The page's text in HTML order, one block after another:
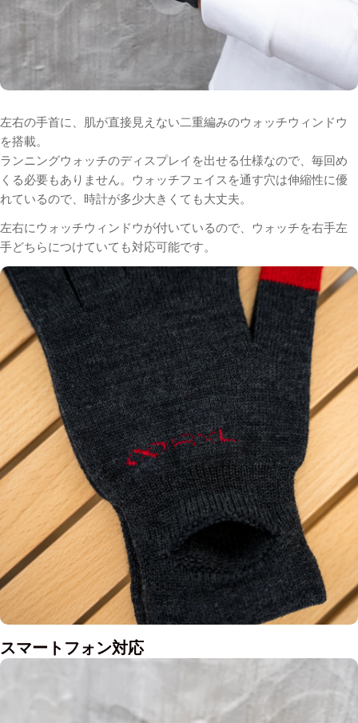
左右の手首に、肌が直接見えない二重編みのウォッチウィンドウ
を搭載。
ランニングウォッチのディスプレイを出せる仕様なので、 毎回め
くる必要もありません。 ウォッチフェイスを通す穴は伸縮性に優
れているので、時計が多少大きくても大丈夫。
左右にウォッチウィンドウが付いているので、 ウォッチを右手左
手どちらにつけていても対応可能です。
スマートフォン対応